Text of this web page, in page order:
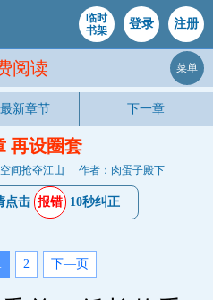
临时
书架
登录 注册
阅读 菜单
新章节 下一章
再设圈套
间抢夺江山 作者：肉蛋子殿下
点击 报错 10秒纠正
2 下—页